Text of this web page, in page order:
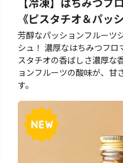
《ピスタチオ＆パッ
芳醇なパッションフルーツ
シュ！ 濃厚なはちみつフロ
スタチオの香ばしさ濃厚な
ョンフルーツの酸味が、甘
す。